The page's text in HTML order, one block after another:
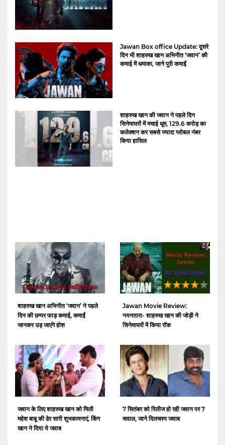
Jawan Box office Update: दूसरे
दिन भी शाहरुख खान अभिनीत ‘जवान’ की
कमाई में धमाका, जाने पुरी कमाईं
शाहरुख खान की जवान ने पहले दिन
सिनेमाघरों में मचाई धूम, 129.6 करोड़ का
कलेक्शन कर सबसे ज्यादा ग्लोबल नंबर
किया हासिल
शाहरुख खान अभिनीत ‘जवान’ ने पहले
दिन की छप्पर फाड़ कमाई, कमाईं
जानकर उड़ जाएंगे होश
Jawan Movie Review:
नयनतारा- शाहरुख खान की जोड़ी ने
सिनेमाघरों में किया रॉक
जवान के लिए शाहरुख खान को मिली
महेश बाबू की ढेर सारी शुभकामनाएं, किंग
खान ने दिया ये जवाब
7 सितंबर को रिलीज हो रही जवान पर 7
सवाल, जाने दिलचस्प जवाब